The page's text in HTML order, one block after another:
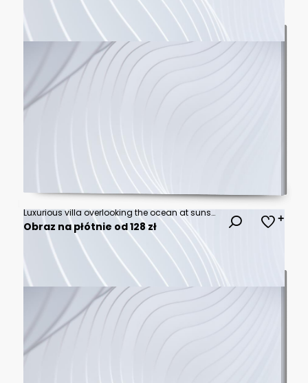
Luxurious villa overlooking the ocean at sunset with infinity pool
Obraz na płótnie od 128 zł